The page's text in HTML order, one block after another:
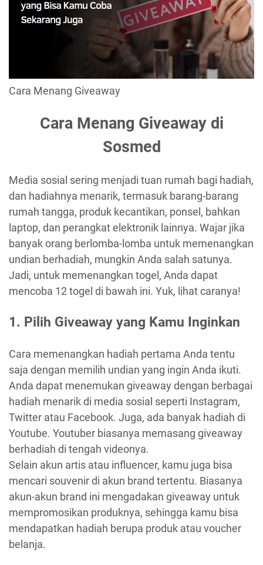
Cara Menang Giveaway
Cara Menang Giveaway di
Sosmed
Media sosial sering menjadi tuan rumah bagi hadiah,
dan hadiahnya menarik, termasuk barang-barang
rumah tangga, produk kecantikan, ponsel, bahkan
laptop, dan perangkat elektronik lainnya. Wajar jika
banyak orang berlomba-lomba untuk memenangkan
undian berhadiah, mungkin Anda salah satunya.
Jadi, untuk memenangkan togel, Anda dapat
mencoba 12 togel di bawah ini. Yuk, lihat caranya!
1. Pilih Giveaway yang Kamu Inginkan
Cara memenangkan hadiah pertama Anda tentu
saja dengan memilih undian yang ingin Anda ikuti.
Anda dapat menemukan giveaway dengan berbagai
hadiah menarik di media sosial seperti Instagram,
Twitter atau Facebook. Juga, ada banyak hadiah di
Youtube. Youtuber biasanya memasang giveaway
berhadiah di tengah videonya.
Selain akun artis atau influencer, kamu juga bisa
mencari souvenir di akun brand tertentu. Biasanya
akun-akun brand ini mengadakan giveaway untuk
mempromosikan produknya, sehingga kamu bisa
mendapatkan hadiah berupa produk atau voucher
belanja.